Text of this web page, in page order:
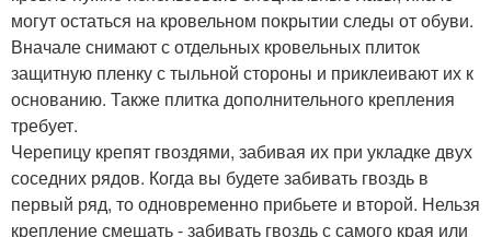
могут остаться на кровельном покрытии следы от обуви.
Вначале снимают с отдельных кровельных плиток
защитную пленку с тыльной стороны и приклеивают их к
основанию. Также плитка дополнительного крепления
требует.
Черепицу крепят гвоздями, забивая их при укладке двух
соседних рядов. Когда вы будете забивать гвоздь в
первый ряд, то одновременно прибьете и второй. Нельзя
крепление смещать - забивать гвоздь с самого края или